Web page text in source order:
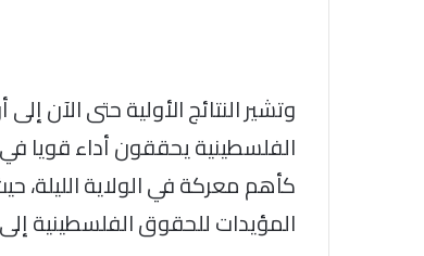
وتشير النتائج الأولية حتى الآن
الفلسطينية يحققون أداء قويا في
كأهم معركة في الولاية
المؤيدات للحقوق الفلسطينية